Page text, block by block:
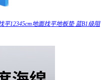
平12345cm地面找平地板垫 蓝B1级阻